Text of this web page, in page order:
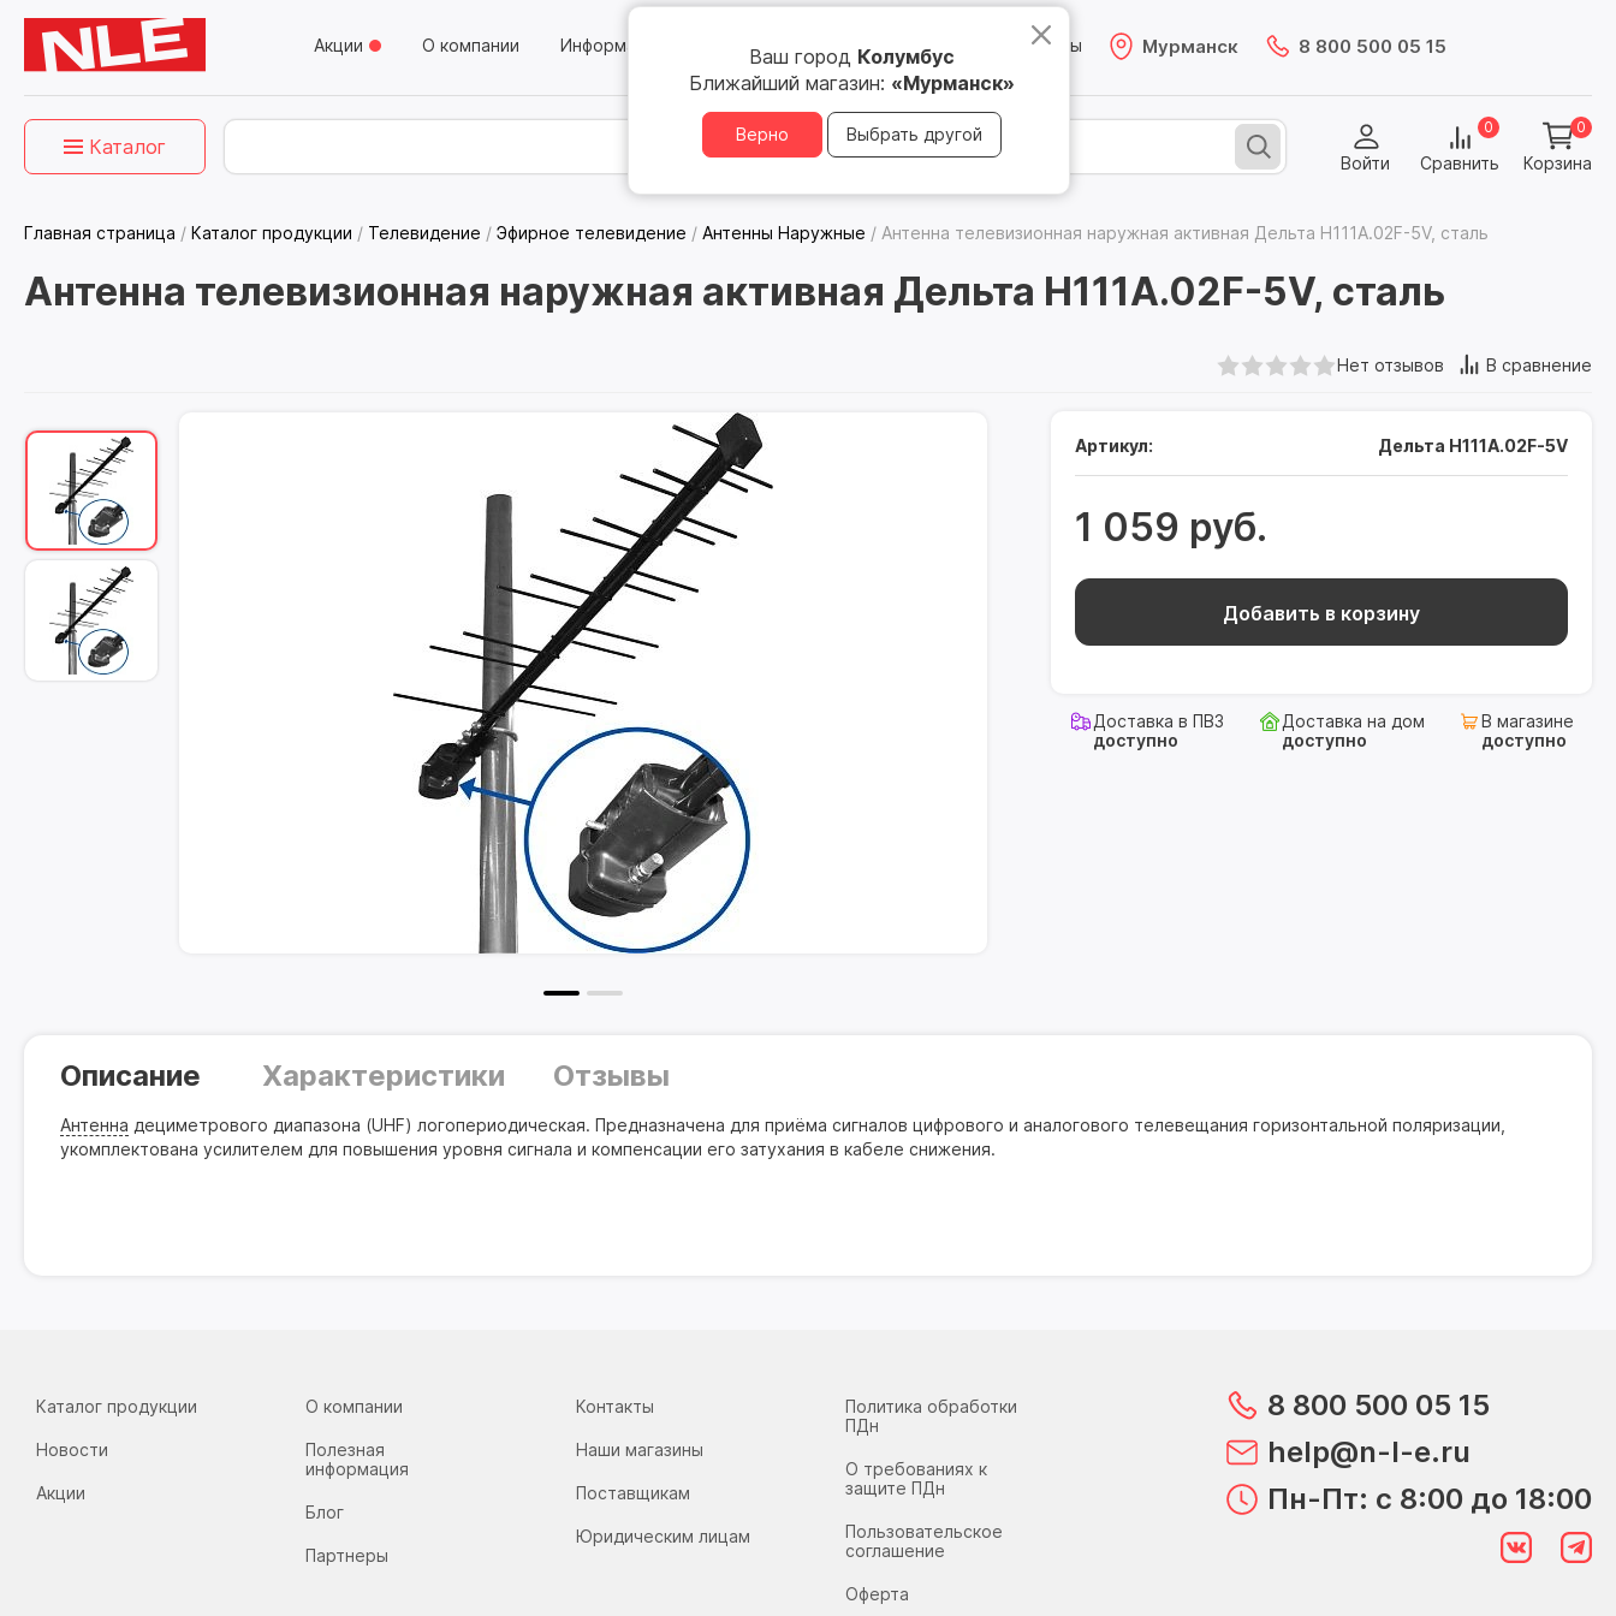
Акции О компании Информация Юридическим лицам Магазины Мурманск
Ваш город Колумбус
Ближайший магазин: «Мурманск»
Верно Выбрать другой
8 800 500 05 15
Каталог
Войти Сравнить
0
Корзина
0
Главная страница / Каталог продукции / Телевидение / Эфирное телевидение / Антенны Наружные / Антенна телевизионная наружная активная Дельта Н111А.02F-5V, сталь
Антенна телевизионная наружная активная Дельта Н111А.02F-5V, сталь
Нет отзывов В сравнение
Артикул: Дельта Н111А.02F-5V
1 059 руб.
Добавить в корзину
Доставка в ПВЗ
доступно
Доставка на дом
доступно
В магазине
доступно
Описание
Антенна дециметрового диапазона (UHF) логопериодическая. Предназначена для приёма сигналов цифрового и аналогового телевещания горизонтальной поляризации,
укомплектована усилителем для повышения уровня сигнала и компенсации его затухания в кабеле снижения.
Характеристики Отзывы
Каталог продукции
Новости
Акции
О компании
Полезная
информация
Блог
Партнеры
Контакты
Наши магазины
Поставщикам
Юридическим лицам
Политика обработки
ПДн
О требованиях к
защите ПДн
Пользовательское
соглашение
Оферта
8 800 500 05 15
help@n-l-e.ru
Пн-Пт: с 8:00 до 18:00